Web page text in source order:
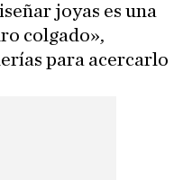
joyas es una
colgado»,
para acercarlo